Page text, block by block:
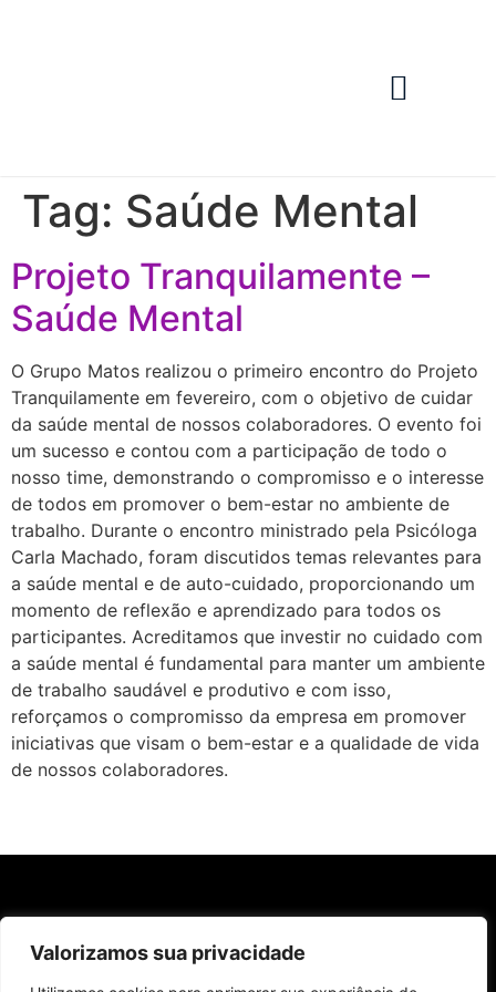
Valorizamos sua privacidade
Tag: Saúde Mental
Projeto Tranquilamente –
Saúde Mental
O Grupo Matos realizou o primeiro encontro do Projeto
Tranquilamente em fevereiro, com o objetivo de cuidar
da saúde mental de nossos colaboradores. O evento foi
um sucesso e contou com a participação de todo o
nosso time, demonstrando o compromisso e o interesse
de todos em promover o bem-estar no ambiente de
trabalho. Durante o encontro ministrado pela Psicóloga
Carla Machado, foram discutidos temas relevantes para
a saúde mental e de auto-cuidado, proporcionando um
momento de reflexão e aprendizado para todos os
participantes. Acreditamos que investir no cuidado com
a saúde mental é fundamental para manter um ambiente
de trabalho saudável e produtivo e com isso,
reforçamos o compromisso da empresa em promover
iniciativas que visam o bem-estar e a qualidade de vida
de nossos colaboradores.
acompanhe nossas redes sociais